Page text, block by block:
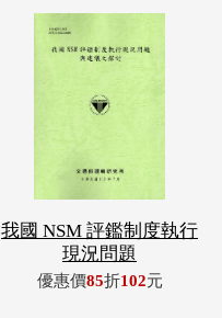
我國 NSM 評鑑制度執行
現況問題
優惠價85折102元